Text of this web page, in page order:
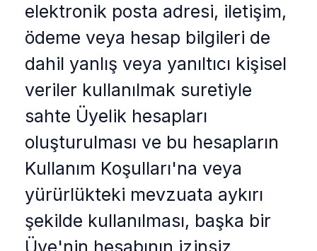
elektronik posta adresi, iletişim,
ödeme veya hesap bilgileri de
dahil yanlış veya yanıltıcı kişisel
veriler kullanılmak suretiyle
sahte Üyelik hesapları
oluşturulması ve bu hesapların
Kullanım Koşulları'na veya
yürürlükteki mevzuata aykırı
şekilde kullanılması, başka bir
Üye'nin hesabının izinsiz